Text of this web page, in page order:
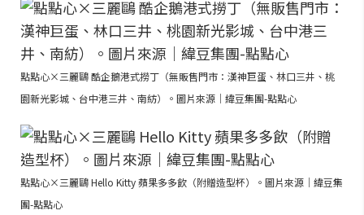
點點心×三麗鷗 酷企鵝港式撈丁（無販售門市：漢神巨蛋、林口三井、桃
園新光影城、台中港三井、南紡）。圖片來源｜緯豆集團-點點心
點點心×三麗鷗 Hello Kitty 蘋果多多飲（附贈造型杯）。圖片來源｜緯豆集
團-點點心